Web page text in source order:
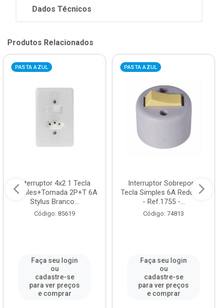
Dados Técnicos
Produtos Relacionados
PASTA AZUL
Interruptor 4x2 1 Tecla
Simples+Tomada 2P+T 6A
Stylus Branco...
Código: 85619
Faça seu login
ou
cadastre-se
para ver preços
e comprar
PASTA AZUL
Interruptor Sobrepor 1
Tecla Simples 6A Redondo
- Ref.1755 -...
Código: 74813
Faça seu login
ou
cadastre-se
para ver preços
e comprar